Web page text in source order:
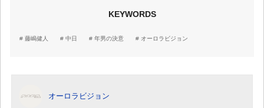
KEYWORDS
藤嶋健人 中日 年男の決意 オーロラビジョン
オーロラビジョン